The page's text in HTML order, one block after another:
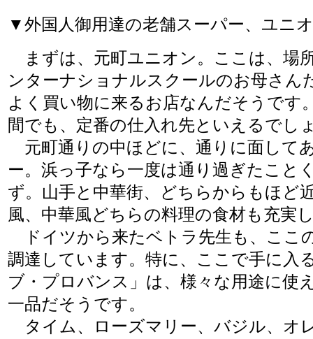
▼外国人御用達の老舗スーパー、ユニ
まずは、元町ユニオン。ここは、場
ンターナショナルスクールのお母さん
よく買い物に来るお店なんだそうです
間でも、定番の仕入れ先といえるでし
元町通りの中ほどに、通りに面して
ー。浜っ子なら一度は通り過ぎたこと
ず。山手と中華街、どちらからもほど
風、中華風どちらの料理の食材も充実
ドイツから来たベトラ先生も、ここ
調達しています。特に、ここで手に入
ブ・プロバンス」は、様々な用途に使
一品だそうです。
タイム、ローズマリー、バジル、オ